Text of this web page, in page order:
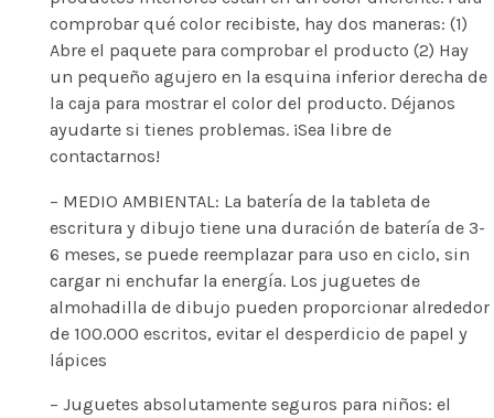
comprobar qué color recibiste, hay dos maneras: (1)
Abre el paquete para comprobar el producto (2) Hay
un pequeño agujero en la esquina inferior derecha de
la caja para mostrar el color del producto. Déjanos
ayudarte si tienes problemas. ¡Sea libre de
contactarnos!
– MEDIO AMBIENTAL: La batería de la tableta de
escritura y dibujo tiene una duración de batería de 3-
6 meses, se puede reemplazar para uso en ciclo, sin
cargar ni enchufar la energía. Los juguetes de
almohadilla de dibujo pueden proporcionar alrededor
de 100.000 escritos, evitar el desperdicio de papel y
lápices
– Juguetes absolutamente seguros para niños: el